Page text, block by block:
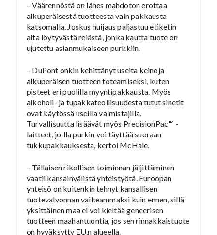
– Väärennöstä on lähes mahdoton erottaa
alkuperäisestä tuotteesta vain pakkausta
katsomalla. Joskus huijaus paljastuu etiketin
alta löytyvästä reiästä, jonka kautta tuote on
ujutettu asianmukaiseen purkkiin.
– DuPont onkin kehittänyt useita keinoja
alkuperäisen tuotteen toteamiseksi, kuten
pisteet eri puolilla myyntipakkausta. Myös
alkoholi- ja tupakkateollisuudesta tutut sinetit
ovat käytössä useilla valmistajilla.
Turvallisuutta lisäävät myös PrecisionPac™ -
laitteet, joilla purkin voi täyttää suoraan
tukkupakkauksesta, kertoi McHale.
– Tällaisen rikollisen toiminnan jäljittäminen
vaatii kansainvälistä yhteistyötä. Euroopan
yhteisö on kuitenkin tehnyt kansallisen
tuotevalvonnan vaikeammaksi kuin ennen, sillä
yksittäinen maa ei voi kieltää geneerisen
tuotteen maahantuontia, jos sen rinnakkaistuote
on hyväksytty EU.n alueella.